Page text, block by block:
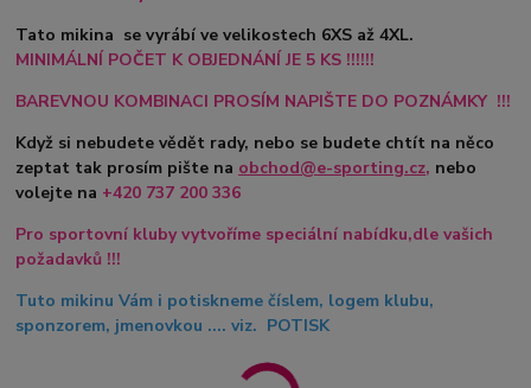
Tato mikina se vyrábí ve velikostech 6XS až 4XL.
MINIMÁLNÍ POČET K OBJEDNÁNÍ JE 5 KS !!!!!!
BAREVNOU KOMBINACI PROSÍM NAPIŠTE DO POZNÁMKY !!!
Když si nebudete vědět rady, nebo se budete chtít na něco
zeptat tak prosím pište na obchod@e-sporting.cz, nebo
volejte na +420 737 200 336
Pro sportovní kluby vytvoříme speciální nabídku,dle vašich
požadavků !!!
Tuto mikinu Vám i potiskneme číslem, logem klubu,
sponzorem, jmenovkou .... viz. POTISK